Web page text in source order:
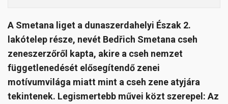
A Smetana liget a dunaszerdahelyi Észak 2.
lakótelep része, nevét Bedřich Smetana cseh
zeneszerzőről kapta, akire a cseh nemzet
függetlenedését elősegítendő zenei
motívumvilága miatt mint a cseh zene atyjára
tekintenek. Legismertebb művei közt szerepel: Az